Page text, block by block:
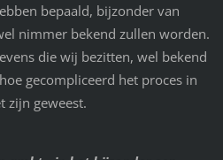
bepaald, bijzonder van
nimmer bekend zullen worden.
die wij bezitten, wel bekend
gecompliceerd het proces in
zijn geweest.